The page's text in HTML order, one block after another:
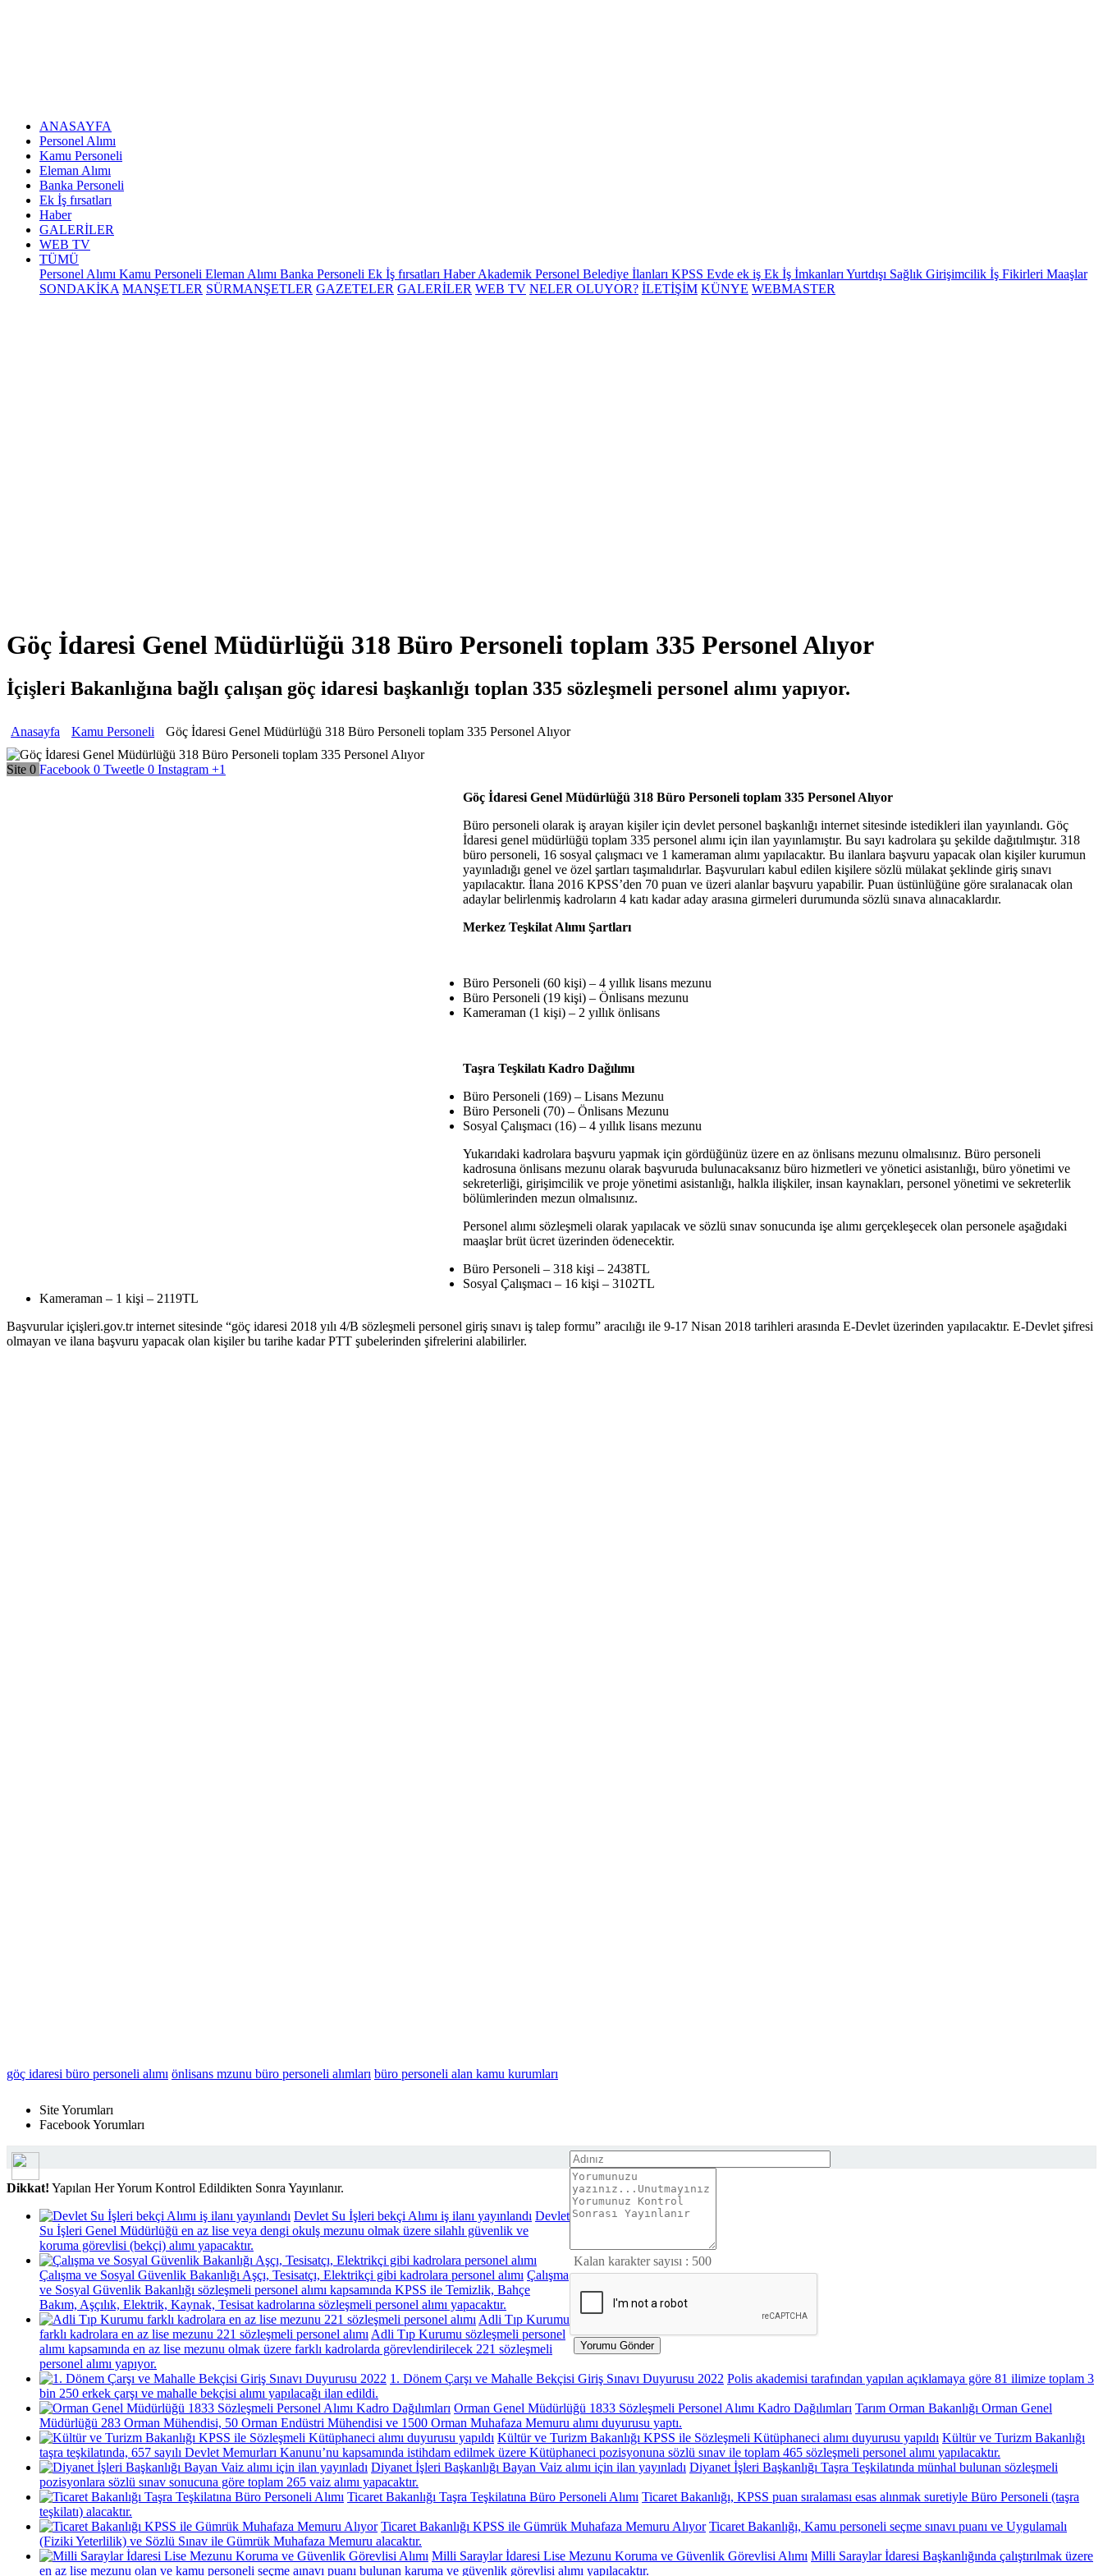
ANASAYFA
Personel Alımı
Kamu Personeli
Eleman Alımı
Banka Personeli
Ek İş fırsatları
Haber
GALERİLER
WEB TV
TÜMÜ
Personel Alımı Kamu Personeli Eleman Alımı Banka Personeli Ek İş fırsatları HaberAkademik Personel Belediye İlanları KPSS Evde ek iş Ek İş İmkanları Yurtdışı Sağlık Girişimcilik İş Fikirleri Maaşlar
SONDAKİKA MANŞETLER SÜRMANŞETLER GAZETELER GALERİLER WEB TV NELER OLUYOR? İLETİŞİM KÜNYE WEBMASTER
Göç İdaresi Genel Müdürlüğü 318 Büro Personeli toplam 335 Personel Alıyor
İçişleri Bakanlığına bağlı çalışan göç idaresi başkanlığı toplan 335 sözleşmeli personel alımı yapıyor.
Anasayfa Kamu Personeli Göç İdaresi Genel Müdürlüğü 318 Büro Personeli toplam 335 Personel Alıyor
Site 0 Facebook 0 Tweetle 0 Instagram +1
Göç İdaresi Genel Müdürlüğü 318 Büro Personeli toplam 335 Personel Alıyor
Büro personeli olarak iş arayan kişiler için devlet personel başkanlığı internet sitesinde istedikleri ilan yayınlandı. Göç
İdaresi genel müdürlüğü toplam 335 personel alımı için ilan yayınlamıştır. Bu sayı kadrolara şu şekilde dağıtılmıştır. 318
büro personeli, 16 sosyal çalışmacı ve 1 kameraman alımı yapılacaktır. Bu ilanlara başvuru yapacak olan kişiler kurumun
yayınladığı genel ve özel şartları taşımalıdırlar. Başvuruları kabul edilen kişilere sözlü mülakat şeklinde giriş sınavı
yapılacaktır. İlana 2016 KPSS’den 70 puan ve üzeri alanlar başvuru yapabilir. Puan üstünlüğüne göre sıralanacak olan
adaylar belirlenmiş kadroların 4 katı kadar aday arasına girmeleri durumunda sözlü sınava alınacaklardır.
Merkez Teşkilat Alımı Şartları
Büro Personeli (60 kişi) – 4 yıllık lisans mezunu
Büro Personeli (19 kişi) – Önlisans mezunu
Kameraman (1 kişi) – 2 yıllık önlisans
Taşra Teşkilatı Kadro Dağılımı
Büro Personeli (169) – Lisans Mezunu
Büro Personeli (70) – Önlisans Mezunu
Sosyal Çalışmacı (16) – 4 yıllık lisans mezunu
Yukarıdaki kadrolara başvuru yapmak için gördüğünüz üzere en az önlisans mezunu olmalısınız. Büro personeli
kadrosuna önlisans mezunu olarak başvuruda bulunacaksanız büro hizmetleri ve yönetici asistanlığı, büro yönetimi ve
sekreterliği, girişimcilik ve proje yönetimi asistanlığı, halkla ilişkiler, insan kaynakları, personel yönetimi ve sekreterlik
bölümlerinden mezun olmalısınız.
Personel alımı sözleşmeli olarak yapılacak ve sözlü sınav sonucunda işe alımı gerçekleşecek olan personele aşağıdaki
maaşlar brüt ücret üzerinden ödenecektir.
Büro Personeli – 318 kişi – 2438TL
Sosyal Çalışmacı – 16 kişi – 3102TL
Kameraman – 1 kişi – 2119TL
Başvurular içişleri.gov.tr internet sitesinde “göç idaresi 2018 yılı 4/B sözleşmeli personel giriş sınavı iş talep formu” aracılığı ile 9-17 Nisan 2018 tarihleri arasında E-Devlet üzerinden yapılacaktır. E-Devlet şifresi
olmayan ve ilana başvuru yapacak olan kişiler bu tarihe kadar PTT şubelerinden şifrelerini alabilirler.
göç idaresi büro personeli alımı önlisans mzunu büro personeli alımları büro personeli alan kamu kurumları
içeriklerden doğan her türlü mali, hukuki, cezai, idari sorumluluk içeriği gönderen Üye/Üyeler’e aittir. Telefon numarası olan yorumlar numaralar silindikten sonra onaylanır.
Site Yorumları
Facebook Yorumları
Kalan karakter sayısı : 500
Dikkat! Yapılan Her Yorum Kontrol Edildikten Sonra Yayınlanır.
Devlet Su İşleri bekçi Alımı iş ilanı yayınlandı Devlet
Su İşleri Genel Müdürlüğü en az lise veya dengi okulş mezunu olmak üzere silahlı güvenlik ve
koruma görevlisi (bekçi) alımı yapacaktır.
Çalışma ve Sosyal Güvenlik Bakanlığı Aşçı, Tesisatçı, Elektrikçi gibi kadrolara personel alımı Çalışma
ve Sosyal Güvenlik Bakanlığı sözleşmeli personel alımı kapsamında KPSS ile Temizlik, Bahçe
Bakım, Aşçılık, Elektrik, Kaynak, Tesisat kadrolarına sözleşmeli personel alımı yapacaktır.
Adli Tıp Kurumu
farklı kadrolara en az lise mezunu 221 sözleşmeli personel alımı Adli Tıp Kurumu sözleşmeli personel
alımı kapsamında en az lise mezunu olmak üzere farklı kadrolarda görevlendirilecek 221 sözleşmeli
personel alımı yapıyor.
1. Dönem Çarşı ve Mahalle Bekçisi Giriş Sınavı Duyurusu 2022 Polis akademisi tarafından yapılan açıklamaya göre 81 ilimize toplam 3
bin 250 erkek çarşı ve mahalle bekçisi alımı yapılacağı ilan edildi.
Orman Genel Müdürlüğü 1833 Sözleşmeli Personel Alımı Kadro Dağılımları Tarım Orman Bakanlığı Orman Genel
Müdürlüğü 283 Orman Mühendisi, 50 Orman Endüstri Mühendisi ve 1500 Orman Muhafaza Memuru alımı duyurusu yaptı.
Kültür ve Turizm Bakanlığı KPSS ile Sözleşmeli Kütüphaneci alımı duyurusu yapıldı Kültür ve Turizm Bakanlığı
taşra teşkilatında, 657 sayılı Devlet Memurları Kanunu’nu kapsamında istihdam edilmek üzere Kütüphaneci pozisyonuna sözlü sınav ile toplam 465 sözleşmeli personel alımı yapılacaktır.
Diyanet İşleri Başkanlığı Bayan Vaiz alımı için ilan yayınladı Diyanet İşleri Başkanlığı Taşra Teşkilatında münhal bulunan sözleşmeli
pozisyonlara sözlü sınav sonucuna göre toplam 265 vaiz alımı yapacaktır.
Ticaret Bakanlığı Taşra Teşkilatına Büro Personeli Alımı Ticaret Bakanlığı, KPSS puan sıralaması esas alınmak suretiyle Büro Personeli (taşra
teşkilatı) alacaktır.
Ticaret Bakanlığı KPSS ile Gümrük Muhafaza Memuru Alıyor Ticaret Bakanlığı, Kamu personeli seçme sınavı puanı ve Uygulamalı
(Fiziki Yeterlilik) ve Sözlü Sınav ile Gümrük Muhafaza Memuru alacaktır.
Milli Saraylar İdaresi Lise Mezunu Koruma ve Güvenlik Görevlisi Alımı Milli Saraylar İdaresi Başkanlığında çalıştırılmak üzere
en az lise mezunu olan ve kamu personeli seçme aınavı puanı bulunan karuma ve güvenlik görevlisi alımı yapılacaktır.